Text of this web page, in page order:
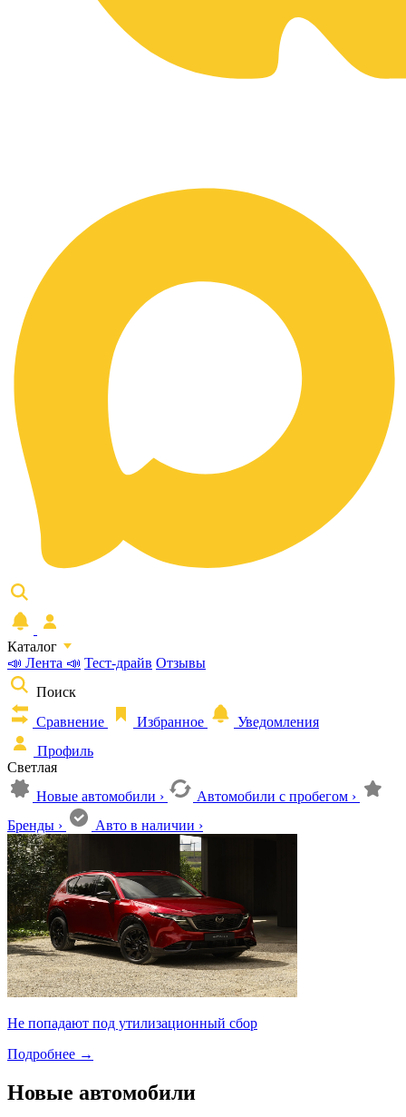
Каталог
📣 Лента 📣 Тест-драйв Отзывы
Поиск
Сравнение
Избранное
Уведомления
Профиль
Светлая
Новые автомобили › Автомобили с пробегом ›
Бренды › Авто в наличии ›
Не попадают под утилизационный сбор
Подробнее →
Новые автомобили